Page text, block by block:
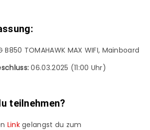
B850 TOMAHAWK MAX WIFI, Mainboard
06.03.2025 (11:00 Uhr)
teilnehmen?
Linkgelangst du zum